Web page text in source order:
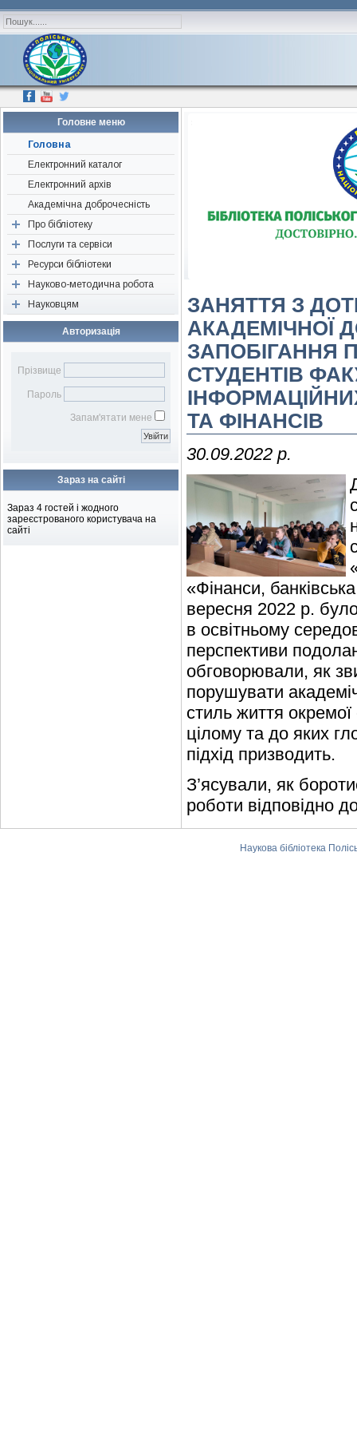
Головне меню
Головна
Електронний каталог
Електронний архів
Академічна доброчесність
Про бібліотеку
Наші друзі, партнери,
спонсори
Історична довідка
Структура
Нормативні документи
Послуги та сервіси
Перевірка «на плагіат»
Консультація
Визначення індексів
Підбір літератури
Редагування джерел
Віртуальна довідка
Електронна доставка
документів
Ресурси бібліотеки
Періодичні видання
Ресурси відкритого доступу
Нові надходження
Бібліографічні видання
Віртуальна виставка
Науково-методична робота
Об’єднання бібліотек
Конференції, семінари,
тренінги
Бібліотечному фахівцю
Науковцям
Авторам наукових публікацій
Поради для написання
наукових робіт
Бібліометрика української
науки
Підбір журналів для
Авторизація
Прізвище
Пароль
Запам'ятати мене
Зараз на сайті
Зараз 4 гостей і жодного
зареєстрованого користувача на
сайті
ЗАНЯТТЯ З
АКАДЕМІЧНОЇ
ЗАПОБІГАННЯ
СТУДЕНТІВ
ТА ФІНАНСІВ
30.09.2022 р.
«Фінанси,
вересня 2022 р.
в освітньому
перспективи
обговорювали, як
порушувати
стиль життя окремої
цілому та до яких
підхід призводить.
З’ясували, як
роботи відповідно
Наукова бібліотека